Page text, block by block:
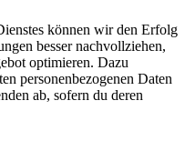
können wir den Erfolg
besser nachvollziehen,
optimieren. Dazu
personenbezogenen Daten
ab, sofern du deren